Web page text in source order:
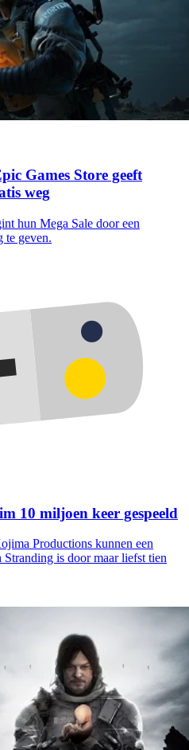
Games Store geeft
weg
hun Mega Sale door een
te geven.
10 miljoen keer gespeeld
Productions kunnen een
is door maar liefst tien